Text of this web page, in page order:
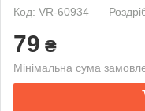
Код: VR-60934
79 ₴
Мінімальна сума